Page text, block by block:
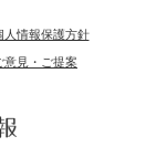
人情報保護方針
意見・ご提案